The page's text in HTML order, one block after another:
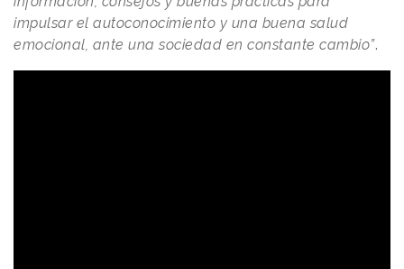
impulsar el autoconocimiento y una buena salud
emocional, ante una sociedad en constante cambio”.